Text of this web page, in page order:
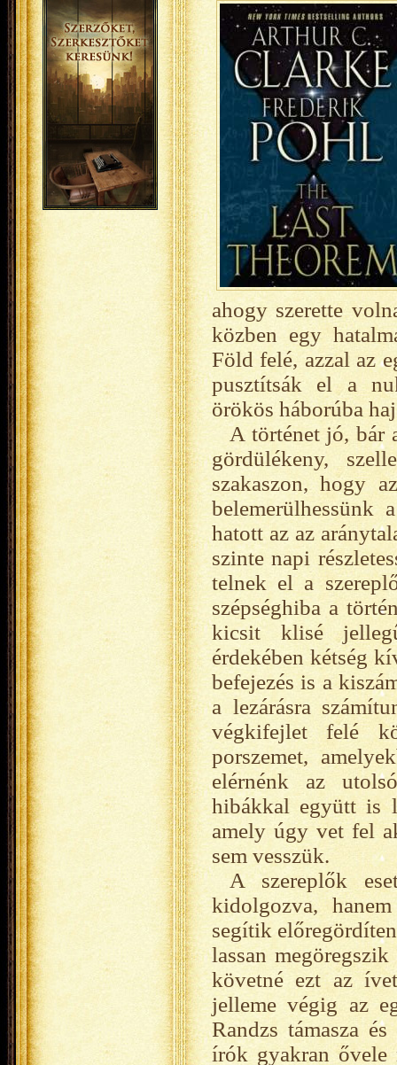
ahogy szerette
közben egy
Föld felé, azzal az
pusztítsák el a
örökös háborúba
A történet jó, bár
gördülékeny,
szakaszon, hogy
belemerülhessünk
hatott az az
szinte napi
telnek el a
szépséghiba a
kicsit klisé
érdekében kétség
befejezés is a
a lezárásra
végkifejlet felé
porszemet,
elérnénk az
hibákkal együtt is
amely úgy vet fel
sem vesszük.
A szereplők
kidolgozva,
segítik
lassan
követné ezt az
jelleme végig az
Randzs támasza
írók gyakran ővele